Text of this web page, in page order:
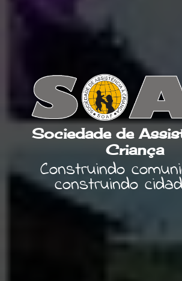
Sociedade de
Criança
Construindo
construindo